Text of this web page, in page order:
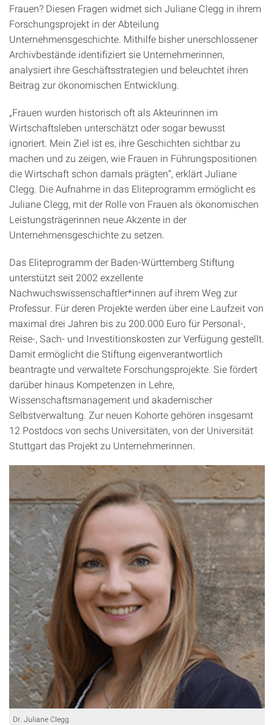
Frauen? Diesen Fragen widmet sich Juliane Clegg in ihrem
Forschungsprojekt in der Abteilung
Unternehmensgeschichte. Mithilfe bisher unerschlossener
Archivbestände identifiziert sie Unternehmerinnen,
analysiert ihre Geschäftsstrategien und beleuchtet ihren
Beitrag zur ökonomischen Entwicklung.
„Frauen wurden historisch oft als Akteurinnen im
Wirtschaftsleben unterschätzt oder sogar bewusst
ignoriert. Mein Ziel ist es, ihre Geschichten sichtbar zu
machen und zu zeigen, wie Frauen in Führungspositionen
die Wirtschaft schon damals prägten“, erklärt Juliane
Clegg. Die Aufnahme in das Eliteprogramm ermöglicht es
Juliane Clegg, mit der Rolle von Frauen als ökonomischen
Leistungsträgerinnen neue Akzente in der
Unternehmensgeschichte zu setzen.
Das Eliteprogramm der Baden-Württemberg Stiftung
unterstützt seit 2002 exzellente
Nachwuchswissenschaftler*innen auf ihrem Weg zur
Professur. Für deren Projekte werden über eine Laufzeit von
maximal drei Jahren bis zu 200.000 Euro für Personal-,
Reise-, Sach- und Investitionskosten zur Verfügung gestellt.
Damit ermöglicht die Stiftung eigenverantwortlich
beantragte und verwaltete Forschungsprojekte. Sie fördert
darüber hinaus Kompetenzen in Lehre,
Wissenschaftsmanagement und akademischer
Selbstverwaltung. Zur neuen Kohorte gehören insgesamt
12 Postdocs von sechs Universitäten, von der Universität
Stuttgart das Projekt zu Unternehmerinnen.
Dr. Juliane Clegg